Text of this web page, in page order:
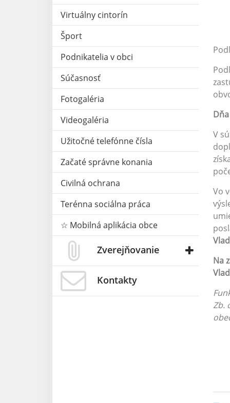
Virtuálny cintorín
Šport
Podnikatelia v obci
Súčasnosť
Fotogaléria
Videogaléria
Užitočné telefónne čísla
Začaté správne konania
Civilná ochrana
Terénna sociálna práca
☆ Mobilná aplikácia obce
Zverejňovanie
Kontakty
V
Vo
Na
Zb.